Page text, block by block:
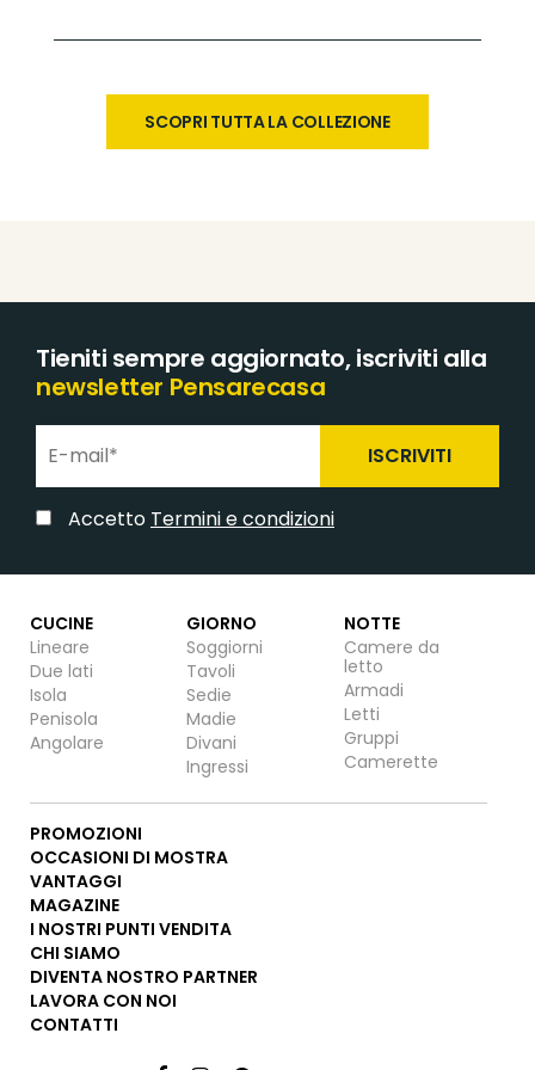
SCOPRI TUTTA LA COLLEZIONE
Tieniti sempre aggiornato, iscriviti alla
newsletter Pensarecasa
ISCRIVITI
Accetto Termini e condizioni
CUCINE
Lineare
Due lati
Isola
Penisola
Angolare
GIORNO
Soggiorni
Tavoli
Sedie
Madie
Divani
Ingressi
NOTTE
Camere da
letto
Armadi
Letti
Gruppi
Camerette
PROMOZIONI
OCCASIONI DI MOSTRA
VANTAGGI
MAGAZINE
I NOSTRI PUNTI VENDITA
CHI SIAMO
DIVENTA NOSTRO PARTNER
LAVORA CON NOI
CONTATTI